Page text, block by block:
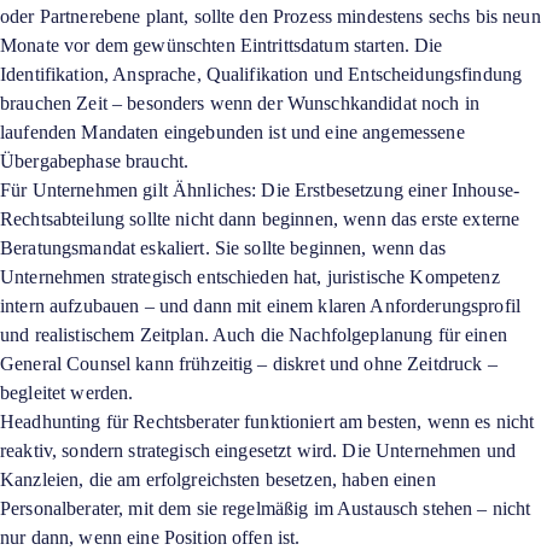
oder Partnerebene plant, sollte den Prozess mindestens sechs bis neun
Monate vor dem gewünschten Eintrittsdatum starten. Die
Identifikation, Ansprache, Qualifikation und Entscheidungsfindung
brauchen Zeit – besonders wenn der Wunschkandidat noch in
laufenden Mandaten eingebunden ist und eine angemessene
Übergabephase braucht.
Für Unternehmen gilt Ähnliches: Die Erstbesetzung einer Inhouse-
Rechtsabteilung sollte nicht dann beginnen, wenn das erste externe
Beratungsmandat eskaliert. Sie sollte beginnen, wenn das
Unternehmen strategisch entschieden hat, juristische Kompetenz
intern aufzubauen – und dann mit einem klaren Anforderungsprofil
und realistischem Zeitplan. Auch die Nachfolgeplanung für einen
General Counsel kann frühzeitig – diskret und ohne Zeitdruck –
begleitet werden.
Headhunting für Rechtsberater funktioniert am besten, wenn es nicht
reaktiv, sondern strategisch eingesetzt wird. Die Unternehmen und
Kanzleien, die am erfolgreichsten besetzen, haben einen
Personalberater, mit dem sie regelmäßig im Austausch stehen – nicht
nur dann, wenn eine Position offen ist.